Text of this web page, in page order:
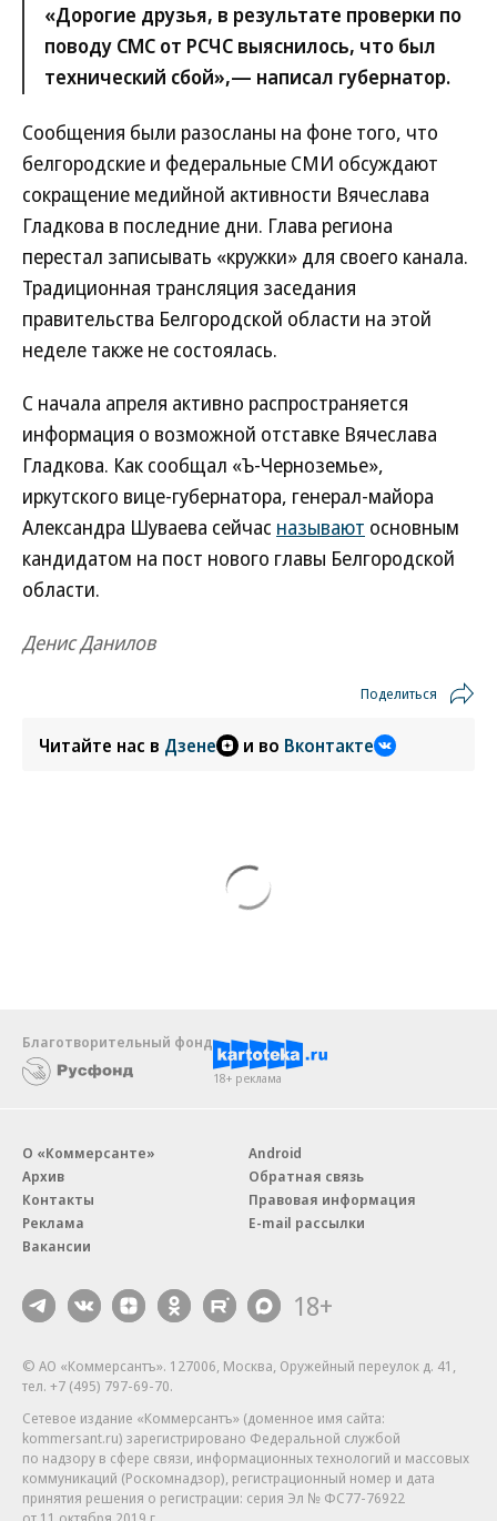
«Дорогие друзья, в результате проверки по
поводу СМС от РСЧС выяснилось, что был
технический сбой»,— написал губернатор.
Сообщения были разосланы на фоне того, что
белгородские и федеральные СМИ обсуждают
сокращение медийной активности Вячеслава
Гладкова в последние дни. Глава региона
перестал записывать «кружки» для своего канала.
Традиционная трансляция заседания
правительства Белгородской области на этой
неделе также не состоялась.
С начала апреля активно распространяется
информация о возможной отставке Вячеслава
Гладкова. Как сообщал «Ъ-Черноземье»,
иркутского вице-губернатора, генерал-майора
Александра Шуваева сейчас называют основным
кандидатом на пост нового главы Белгородской
области.
Денис Данилов
Поделиться
Читайте нас в Дзене и во Вконтакте
Благотворительный фонд
18+ реклама
О «Коммерсанте»
Архив
Контакты
Реклама
Вакансии
Android
Обратная связь
Правовая информация
E-mail рассылки
18+
© АО «Коммерсантъ». 127006, Москва, Оружейный переулок д. 41,
тел. +7 (495) 797-69-70.
Сетевое издание «Коммерсантъ» (доменное имя сайта:
kommersant.ru) зарегистрировано Федеральной службой
по надзору в сфере связи, информационных технологий и массовых
коммуникаций (Роскомнадзор), регистрационный номер и дата
принятия решения о регистрации: серия Эл № ФС77-76922